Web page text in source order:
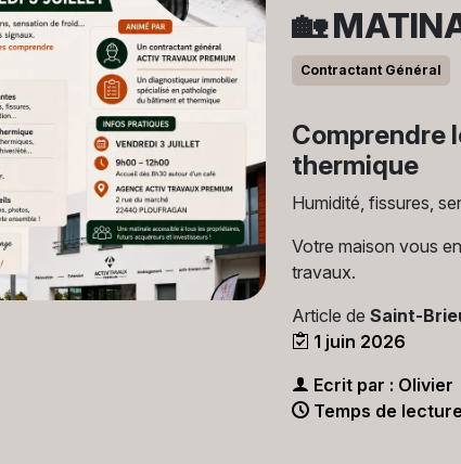
🏡
Contractant Général
Comprendre
thermique
Humidité, fissures,
Votre maison vous
travaux.
Article de Saint-
1 juin 2026
Ecrit par : Olivier
Temps de